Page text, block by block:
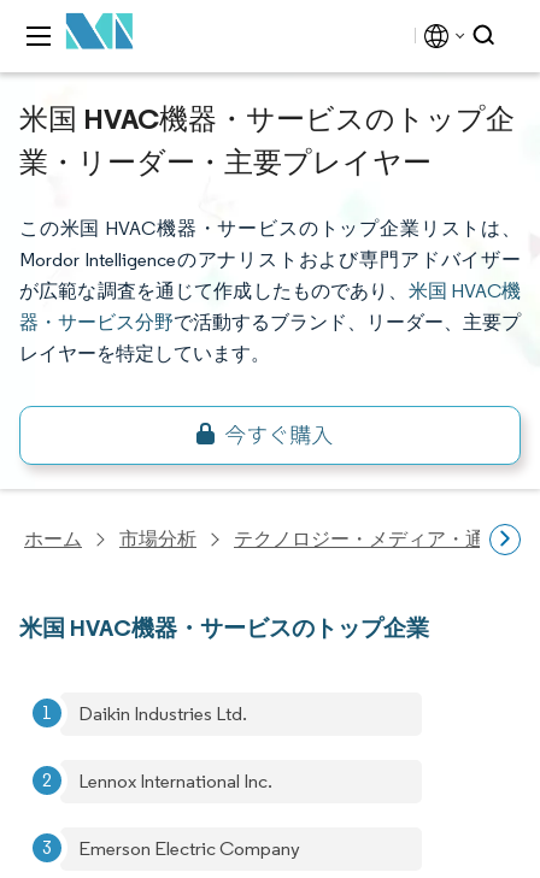
米国 HVAC機器・サービスのトップ企
業・リーダー・主要プレイヤー
この米国 HVAC機器・サービスのトップ企業リストは、
Mordor Intelligenceのアナリストおよび専門アドバイザー
が広範な調査を通じて作成したものであり、 米国 HVAC機
器・サービス分野で活動するブランド、リーダー、主要プ
レイヤーを特定しています。
ホーム 市場分析 テクノロジー・メディア・通信研
米国 HVAC機器・サービスのトップ企業
Daikin Industries Ltd.
Lennox International Inc.
Emerson Electric Company